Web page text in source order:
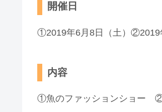
開催日
①2019年6月8日（土）②2019
内容
①魚のファッションショー